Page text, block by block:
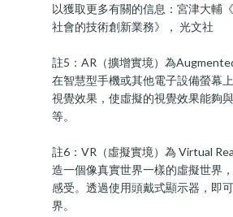
以獲取更多有關的信息：宮津大輔
社會的技術創新業務》， 光文社
註5：AR（擴增實境）為
在智慧型手機或其他電子設備螢幕
視覺效果，使虛擬的視覺效果能夠
等。
註6：VR（虛擬實境）為 Virtual
造一個像真實世界一樣的虛擬世界
感受。透過使用頭戴式顯示器，即
界。